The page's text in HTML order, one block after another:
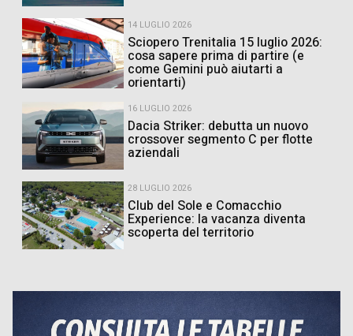
14 LUGLIO 2026
Sciopero Trenitalia 15 luglio 2026:
cosa sapere prima di partire (e
come Gemini può aiutarti a
orientarti)
16 LUGLIO 2026
Dacia Striker: debutta un nuovo
crossover segmento C per flotte
aziendali
28 LUGLIO 2026
Club del Sole e Comacchio
Experience: la vacanza diventa
scoperta del territorio